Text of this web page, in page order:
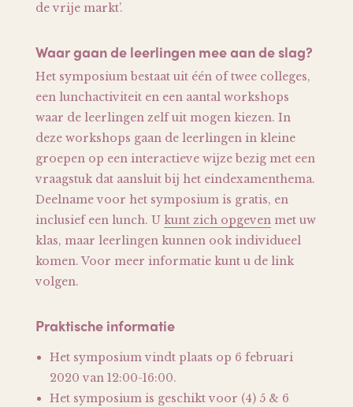
de vrije markt’.
Waar gaan de leerlingen mee aan de slag?
Het symposium bestaat uit één of twee colleges,
een lunchactiviteit en een aantal workshops
waar de leerlingen zelf uit mogen kiezen. In
deze workshops gaan de leerlingen in kleine
groepen op een interactieve wijze bezig met een
vraagstuk dat aansluit bij het eindexamenthema.
Deelname voor het symposium is gratis, en
inclusief een lunch. U kunt zich opgevenmet uw
klas, maar leerlingen kunnen ook individueel
komen. Voor meer informatie kunt u de link
volgen.
Praktische informatie
Het symposium vindt plaats op 6 februari
2020 van 12:00-16:00.
Het symposium is geschikt voor (4) 5 & 6